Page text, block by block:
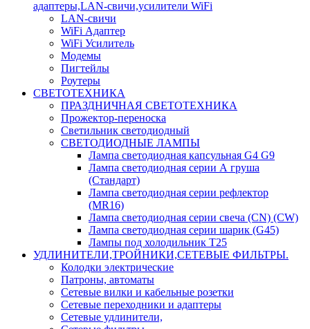
адаптеры,LAN-свичи,усилители WiFi
LAN-свичи
WiFi Адаптер
WiFi Усилитель
Модемы
Пигтейлы
Роутеры
СВЕТОТЕХНИКА
ПРАЗДНИЧНАЯ СВЕТОТЕХНИКА
Прожектор-переноска
Светильник светодиодный
СВЕТОДИОДНЫЕ ЛАМПЫ
Лампа светодиодная капсульная G4 G9
Лампа светодиодная серии А груша
(Стандарт)
Лампа светодиодная серии рефлектор
(MR16)
Лампа светодиодная серии свеча (CN) (CW)
Лампа светодиодная серии шарик (G45)
Лампы под холодильник T25
УДЛИНИТЕЛИ,ТРОЙНИКИ,СЕТЕВЫЕ ФИЛЬТРЫ.
Колодки электрические
Патроны, автоматы
Сетевые вилки и кабельные розетки
Сетевые переходники и адаптеры
Сетевые удлинители,